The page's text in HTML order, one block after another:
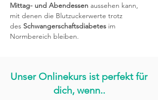
Mittag- und Abendessen aussehen kann,
mit denen die Blutzuckerwerte trotz
des Schwangerschaftsdiabetes im
Normbereich bleiben.
Unser Onlinekurs ist perfekt für
dich, wenn..​